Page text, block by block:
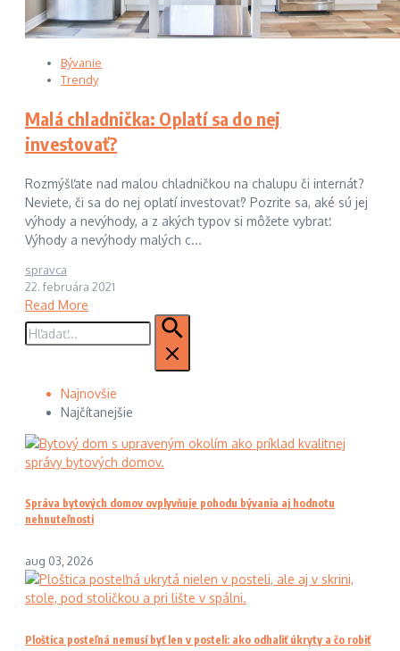
Bývanie
Trendy
Malá chladnička: Oplatí sa do nej
investovať?
Rozmýšľate nad malou chladničkou na chalupu či internát?
Neviete, či sa do nej oplatí investovať? Pozrite sa, aké sú jej
výhody a nevýhody, a z akých typov si môžete vybrať.
Výhody a nevýhody malých c...
spravca
22. februára 2021
Read More
Hľadať:
Najnovšie
Najčítanejšie
Správa bytových domov ovplyvňuje pohodu bývania aj hodnotu
nehnuteľnosti
aug 03, 2026
Ploštica posteľná nemusí byť len v posteli: ako odhaliť úkryty a čo robiť